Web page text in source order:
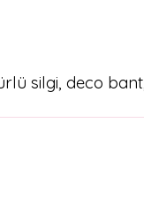
silgi, deco